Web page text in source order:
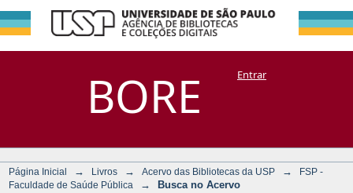
BORE
Busca no Acervo
DSpace/Manakin + CoriscoEntrar
Página Inicial → Livros → Acervo das Bibliotecas da USP →
FSP -
Faculdade de Saúde Pública
→ Busca no Acervo